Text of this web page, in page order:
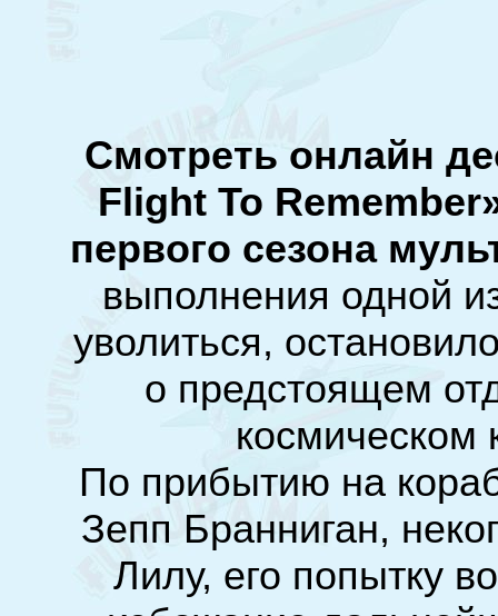
Смотреть онлайн
Flight To
первого сезона
выполнения одной
уволиться,
о предстоящем
космическом
По прибытию на
Зепп Бранниган,
Лилу, его попытку